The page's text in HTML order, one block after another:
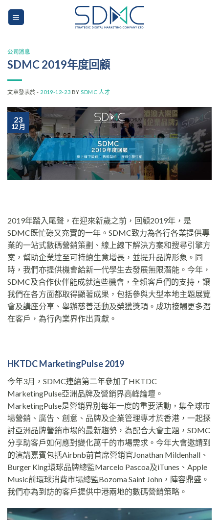
公司消息
SDMC 2019年度回顧
文章發表於 - 2019-12-23 BY SDMC 人才
23
12 月
2019年踏入尾聲，在迎來新歲之前，回顧2019年，是
SDMC既忙碌又充實的一年。SDMC致力為各行各業提供專
業的一站式數碼營銷策劃、線上線下解決方案和搜尋引擎方
案，幫助企業達至可持續生意增長，並提升品牌形象。同
時，我們亦提供機會給新一代學生去發展無限潛能。今年，
SDMC及合作伙伴能成就這些機會，全賴客戶們的支持，讓
我們在各方面都取得顯著成果，包括參與大型本地主題展覽
會及講座分享、舉辦慈善活動及榮獲獎項。成功接觸更多潛
在客戶，為行內業界作出貢獻。
HKTDC MarketingPulse 2019
今年3月，SDMC連續第二年參加了HKTDC
MarketingPulse亞洲品牌及營銷界高峰論壇。
MarketingPulse是營銷界別每年一度的重要活動，集全球市
場營銷、廣告、創意、品牌及企業管理專才於香港，一起探
討亞洲品牌營銷市場的最新趨勢，為配合大會主題，SDMC
分享助客戶如何應對變化萬千的市場需求。今年大會邀請到
的演講嘉賓包括Airbnb前首席營銷官Jonathan Mildenhall、
Burger King環球品牌總監Marcelo Pascoa及iTunes、Apple
Music前環球消費市場總監Bozoma Saint John，陣容鼎盛。
我們亦為到訪的客戶提供中港兩地的數碼營銷策略。